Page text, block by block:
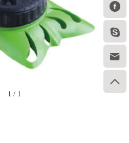




1 / 1